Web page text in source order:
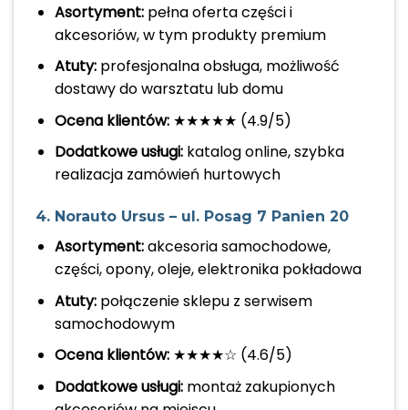
Asortyment:pełna oferta części i
akcesoriów, w tym produkty premium
Atuty:profesjonalna obsługa, możliwość
dostawy do warsztatu lub domu
Ocena klientów:★★★★★ (4.9/5)
Dodatkowe usługi:katalog online, szybka
realizacja zamówień hurtowych
4. Norauto Ursus – ul. Posag 7 Panien 20
Asortyment:akcesoria samochodowe,
części, opony, oleje, elektronika pokładowa
Atuty:połączenie sklepu z serwisem
samochodowym
Ocena klientów:★★★★☆ (4.6/5)
Dodatkowe usługi:montaż zakupionych